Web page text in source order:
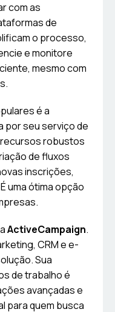
com as
de
o processo,
e monitore
mesmo com
é a
por seu serviço de
robustos
de fluxos
inscrições,
uma ótima opção
ActiveCampaign.
CRM e e-
Sua
de trabalho é
avançadas e
para quem busca